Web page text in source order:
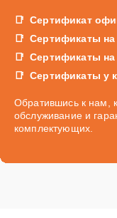
Сертификат
Сертификаты
Сертификаты
Сертификаты у
Обратившись к нам,
обслуживание и
комплектующих.